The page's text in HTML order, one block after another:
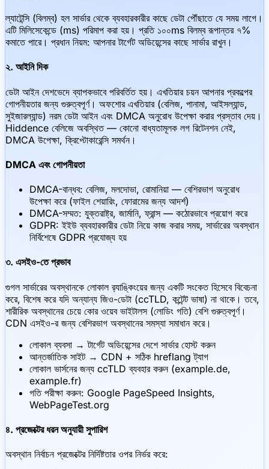
ল্যাটেন্সি (বিলম্ব) হল সার্ভার থেকে ব্যবহারকারীর কাছে ডেটা পৌঁছাতে যে সময় লাগে।
এটি মিলিসেকেন্ডে (ms) পরিমাপ করা হয়। প্রতি ১০০ms বিলম্ব রূপান্তর ৭%
কমাতে পারে। প্রধান নিয়ম: আপনার টার্গেট অডিয়েন্সের কাছে সার্ভার রাখুন।
২. আইনি দিক
ডেটা আইন দেশভেদে ব্যাপকভাবে পরিবর্তিত হয়। এখতিয়ার চয়ন আপনার প্রকল্পের
গোপনীয়তার জন্য গুরুত্বপূর্ণ। অফশোর এখতিয়ার (বেলিজ, পানামা, আইসল্যান্ড,
সুইজারল্যান্ড) নরম ডেটা আইন এবং DMCA অনুরোধ উপেক্ষা করার প্রস্তাব দেয়।
Hiddence বেলিজে অবস্থিত — কোনো বাধ্যতামূলক লগ রিটেনশন নেই,
DMCA উপেক্ষা, ক্রিপ্টোকারেন্সি সমর্থন।
DMCA এবং গোপনীয়তা
DMCA-বান্ধব: বেলিজ, মলদোভা, রোমানিয়া — বেশিরভাগ অনুরোধ
উপেক্ষা করে (ফাইল শেয়ারিং, ফোরামের জন্য আদর্শ)
DMCA-সম্মত: যুক্তরাষ্ট্র, জার্মানি, ফ্রান্স — কঠোরভাবে প্রয়োগ করে
GDPR: ইইউ ব্যবহারকারীর ডেটা নিয়ে কাজ করার সময়, সার্ভারের অবস্থান
নির্বিশেষে GDPR প্রযোজ্য হয়
৩. এসইও-তে প্রভাব
গুগল সার্ভারের অবস্থানকে লোকাল র‍্যাঙ্কিংয়ের জন্য একটি সংকেত হিসেবে বিবেচনা
করে, বিশেষ করে যদি অন্যান্য জিও-ডেটা (ccTLD, কন্টেন্ট ভাষা) না থাকে। তবে,
শারীরিক অবস্থানের চেয়ে কোর ওয়েব ভাইটালস (লোডিং গতি) বেশি গুরুত্বপূর্ণ।
CDN এসইও-র জন্য বেশিরভাগ অবস্থানের সমস্যা সমাধান করে।
লোকাল ব্যবসা → টার্গেট অডিয়েন্সের দেশে সার্ভার হোস্ট করুন
আন্তর্জাতিক সাইট → CDN + সঠিক hreflang ট্যাগ
লোকাল ভার্সনের জন্য ccTLD ব্যবহার করুন (example.de,
example.fr)
গতি পরীক্ষা করুন: Google PageSpeed Insights,
WebPageTest.org
৪. প্রজেক্টের ধরন অনুযায়ী সুপারিশ
অবস্থান নির্বাচন প্রজেক্টের নির্দিষ্টতার ওপর নির্ভর করে: